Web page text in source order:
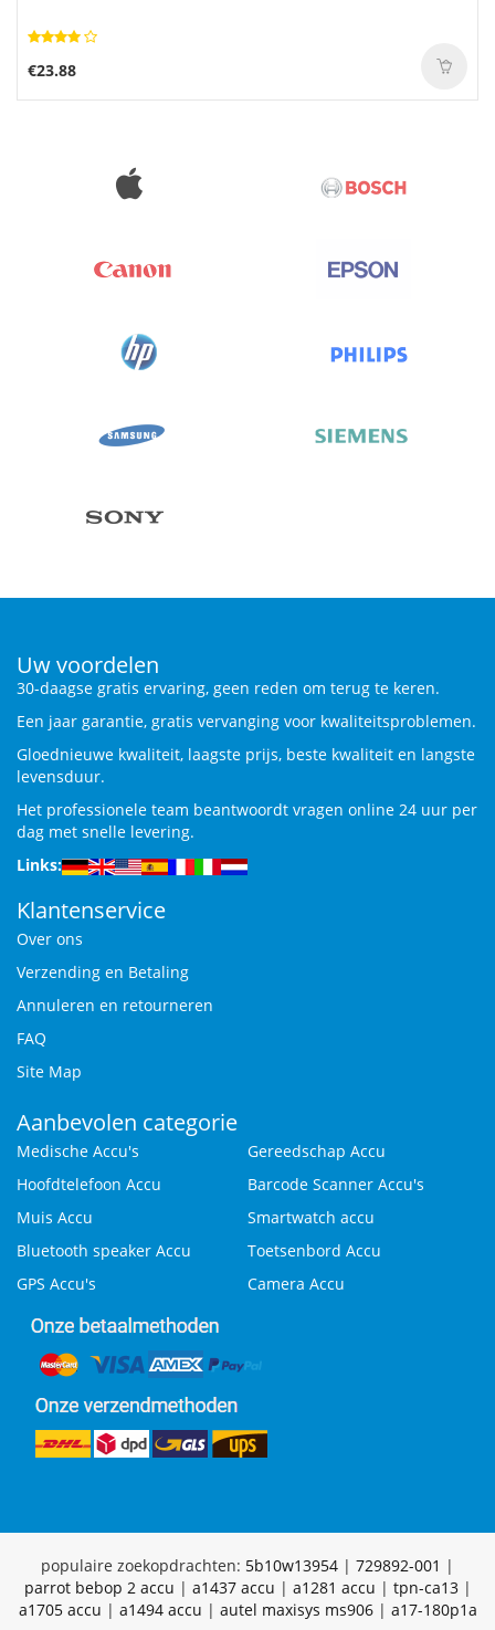
€23.88
Uw voordelen
30-daagse gratis ervaring, geen reden om terug te keren.
Een jaar garantie, gratis vervanging voor kwaliteitsproblemen.
Gloednieuwe kwaliteit, laagste prijs, beste kwaliteit en langste
levensduur.
Het professionele team beantwoordt vragen online 24 uur per
dag met snelle levering.
Links:
Klantenservice
Over ons
Verzending en Betaling
Annuleren en retourneren
FAQ
Site Map
Aanbevolen categorie
Medische Accu's
Gereedschap Accu
Hoofdtelefoon Accu
Barcode Scanner Accu's
Muis Accu
Smartwatch accu
Bluetooth speaker Accu
Toetsenbord Accu
GPS Accu's
Camera Accu
populaire zoekopdrachten: 5b10w13954 | 729892-001 |
parrot bebop 2 accu | a1437 accu | a1281 accu | tpn-ca13|
a1705 accu | a1494 accu | autel maxisys ms906| a17-180p1a